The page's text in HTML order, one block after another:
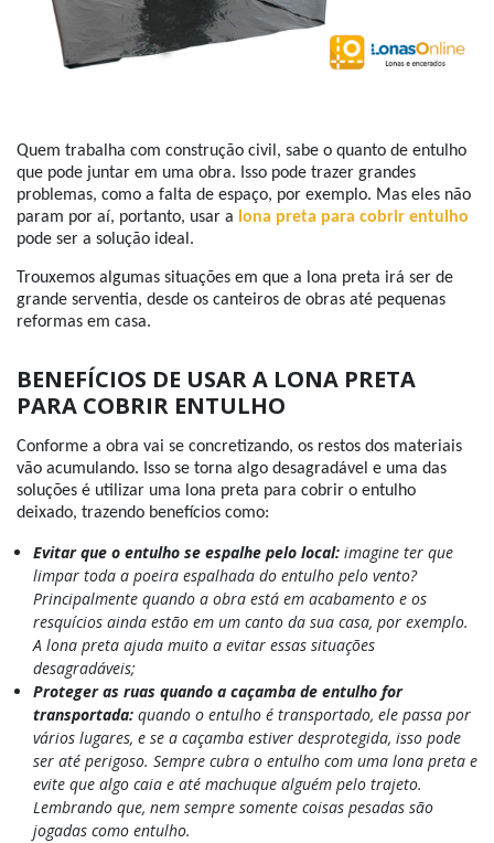
Quem trabalha com construção civil, sabe o quanto de entulho
que pode juntar em uma obra. Isso pode trazer grandes
problemas, como a falta de espaço, por exemplo. Mas eles não
param por aí, portanto, usar a lona preta para cobrir entulho
pode ser a solução ideal.
Trouxemos algumas situações em que a lona preta irá ser de
grande serventia, desde os canteiros de obras até pequenas
reformas em casa.
BENEFÍCIOS DE USAR A LONA PRETA
PARA COBRIR ENTULHO
Conforme a obra vai se concretizando, os restos dos materiais
vão acumulando. Isso se torna algo desagradável e uma das
soluções é utilizar uma lona preta para cobrir o entulho
deixado, trazendo benefícios como:
Evitar que o entulho se espalhe pelo local: imagine ter que
limpar toda a poeira espalhada do entulho pelo vento?
Principalmente quando a obra está em acabamento e os
resquícios ainda estão em um canto da sua casa, por exemplo.
A lona preta ajuda muito a evitar essas situações
desagradáveis;
Proteger as ruas quando a caçamba de entulho for
transportada: quando o entulho é transportado, ele passa por
vários lugares, e se a caçamba estiver desprotegida, isso pode
ser até perigoso. Sempre cubra o entulho com uma lona preta e
evite que algo caia e até machuque alguém pelo trajeto.
Lembrando que, nem sempre somente coisas pesadas são
jogadas como entulho.